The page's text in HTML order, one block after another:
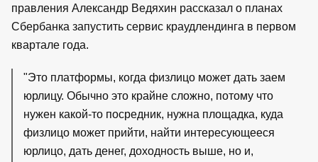
правления Александр Ведяхин рассказал о планах
Сбербанка запустить сервис краудлендинга в первом
квартале года.
"Это платформы, когда физлицо может дать заем
юрлицу. Обычно это крайне сложно, потому что
нужен какой-то посредник, нужна площадка, куда
физлицо может прийти, найти интересующееся
юрлицо, дать денег, доходность выше, но и,